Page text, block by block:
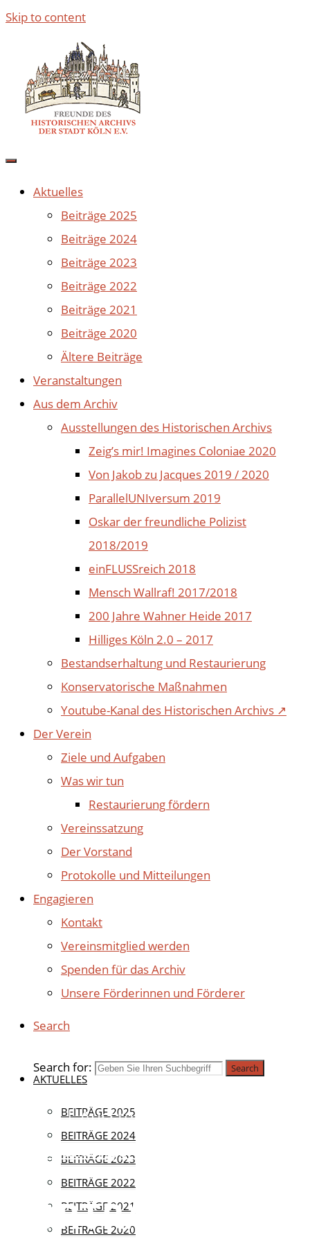
Skip to content
Aktuelles
Beiträge 2025
Beiträge 2024
Beiträge 2023
Beiträge 2022
Beiträge 2021
Beiträge 2020
Ältere Beiträge
Veranstaltungen
Aus dem Archiv
Ausstellungen des Historischen Archivs
Zeig’s mir! Imagines Coloniae 2020
Von Jakob zu Jacques 2019 / 2020
ParallelUNIversum 2019
Oskar der freundliche Polizist
2018/2019
einFLUSSreich 2018
Mensch Wallraf! 2017/2018
200 Jahre Wahner Heide 2017
Hilliges Köln 2.0 – 2017
Bestandserhaltung und Restaurierung
Konservatorische Maßnahmen
Youtube-Kanal des Historischen Archivs ↗
Der Verein
Ziele und Aufgaben
Was wir tun
Restaurierung fördern
Vereinssatzung
Der Vorstand
Protokolle und Mitteilungen
Engagieren
Kontakt
Vereinsmitglied werden
Spenden für das Archiv
Unsere Förderinnen und Förderer
Search
Search for: Search
AKTUELLES
BEITRÄGE 2025
BEITRÄGE 2024
BEITRÄGE 2023
BEITRÄGE 2022
BEITRÄGE 2021
BEITRÄGE 2020
Aktuell | Ausstellung
Veranstaltungen